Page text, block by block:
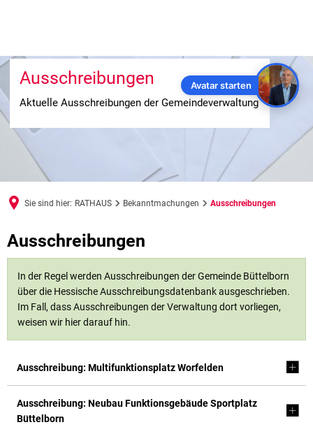
Ausschreibungen
Aktuelle Ausschreibungen der Gemeindeverwaltung
Sie sind hier: RATHAUS Bekanntmachungen Ausschreibungen
Ausschreibungen
Ausschreibungen
In der Regel werden Ausschreibungen der Gemeinde Büttelborn
über die Hessische Ausschreibungsdatenbank ausgeschrieben.
Im Fall, dass Ausschreibungen der Verwaltung dort vorliegen,
weisen wir hier darauf hin.
Ausschreibung: Multifunktionsplatz Worfelden
Ausschreibung: Neubau Funktionsgebäude Sportplatz
Büttelborn
Avatar starten